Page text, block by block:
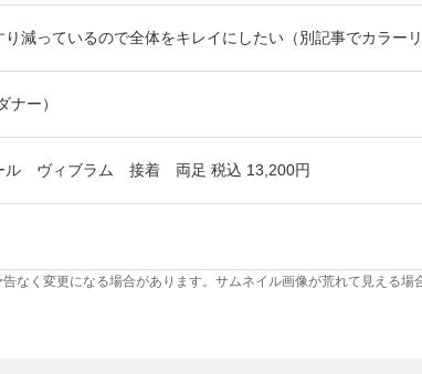
り減っているので全体をキレイにしたい（別記事でカラー
ナー）
ル ヴィブラム 接着 両足 税込 13,200円
なく変更になる場合があります。サムネイル画像が荒れて見える